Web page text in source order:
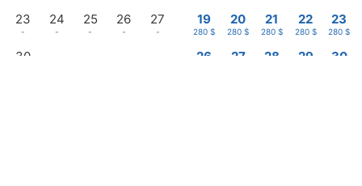
23
-
24
-
25
-
26
-
27
-
30
19
280 $
20
280 $
21
280 $
22
280 $
23
280 $
26 27 28 29 30